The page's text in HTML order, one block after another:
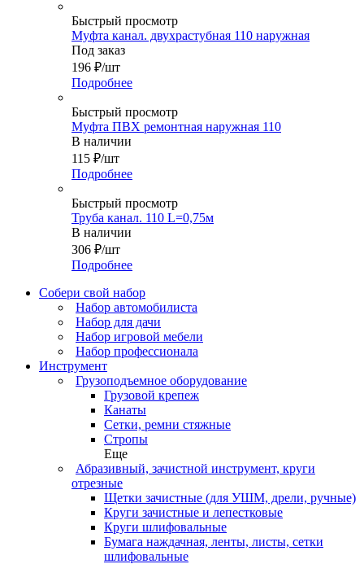
Быстрый просмотр
Муфта канал. двухрастубная 110 наружная
Под заказ
196 ₽/шт
Подробнее
Быстрый просмотр
Муфта ПВХ ремонтная наружная 110
В наличии
115 ₽/шт
Подробнее
Быстрый просмотр
Труба канал. 110 L=0,75м
В наличии
306 ₽/шт
Подробнее
Собери свой набор
Набор автомобилиста
Набор для дачи
Набор игровой мебели
Набор профессионала
Инструмент
Грузоподъемное оборудование
Грузовой крепеж
Канаты
Сетки, ремни стяжные
Стропы
Еще
Абразивный, зачистной инструмент, круги
отрезные
Щетки зачистные (для УШМ, дрели, ручные)
Круги зачистные и лепестковые
Круги шлифовальные
Бумага наждачная, ленты, листы, сетки
шлифовальные